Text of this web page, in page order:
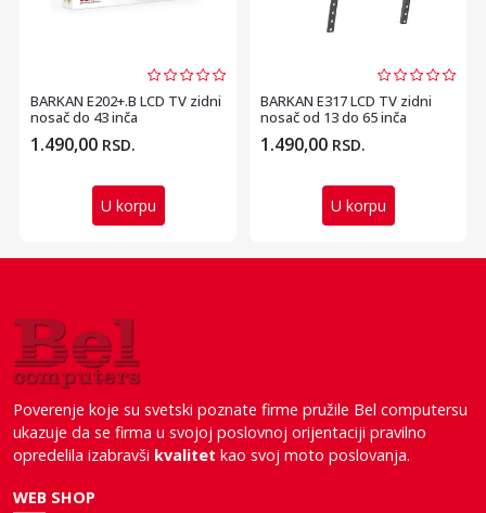
BARKAN E202+.B LCD TV zidni
nosač do 43 inča
1.490,00 RSD.
U korpu
BARKAN E317 LCD TV zidni
nosač od 13 do 65 inča
1.490,00 RSD.
U korpu
Poverenje koje su svetski poznate firme pružile Bel computersu
ukazuje da se firma u svojoj poslovnoj orijentaciji pravilno
opredelila izabravši kvalitet kao svoj moto poslovanja.
WEB SHOP